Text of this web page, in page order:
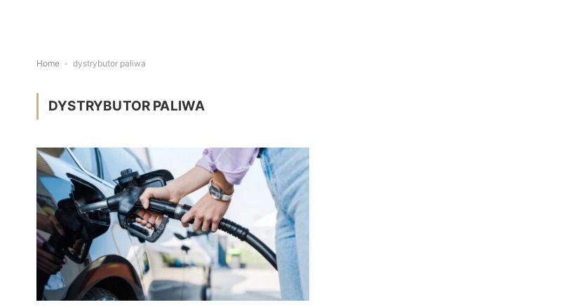
Home - dystrybutor paliwa
DYSTRYBUTOR PALIWA